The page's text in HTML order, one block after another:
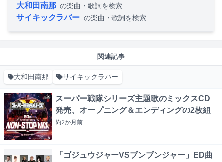
大和田南那 の楽曲・歌詞を検索
サイキックラバー の楽曲・歌詞を検索
関連記事
大和田南那 サイキックラバー
スーパー戦隊シリーズ主題歌のミックスCD
発売、オープニング＆エンディングの2枚組
約2か月前
「ゴジュウジャーVSブンブンジャー」ED曲